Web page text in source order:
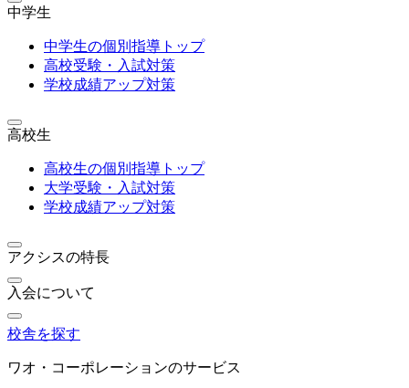
中学生
中学生の個別指導トップ
高校受験・入試対策
学校成績アップ対策
高校生
高校生の個別指導トップ
大学受験・入試対策
学校成績アップ対策
アクシスの特長
入会について
校舎を探す
ワオ・コーポレーションのサービス